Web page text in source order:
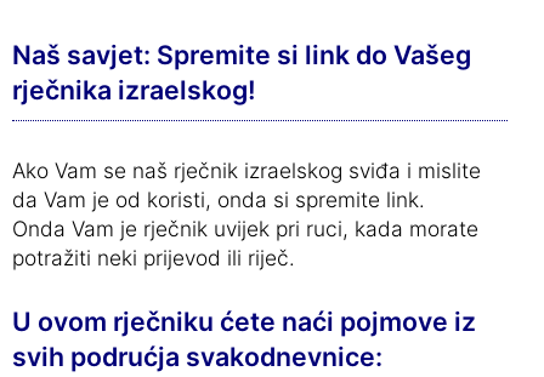
Naš savjet: Spremite si link do Vašeg
rječnika izraelskog!
Ako Vam se naš rječnik izraelskog sviđa i mislite
da Vam je od koristi, onda si spremite link.
Onda Vam je rječnik uvijek pri ruci, kada morate
potražiti neki prijevod ili riječ.
U ovom rječniku ćete naći pojmove iz
svih podrućja svakodnevnice: